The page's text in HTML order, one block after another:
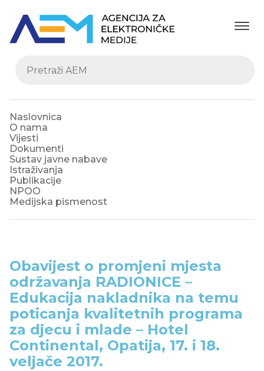
Naslovnica
O nama
Vijesti
Dokumenti
Sustav javne nabave
Istraživanja
Publikacije
NPOO
Medijska pismenost
Obavijest o promjeni mjesta
održavanja RADIONICE –
Edukacija nakladnika na temu
poticanja kvalitetnih programa
za djecu i mlade – Hotel
Continental, Opatija, 17. i 18.
veljače 2017.